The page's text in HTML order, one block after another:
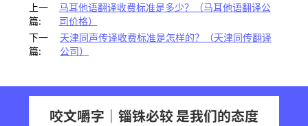
上一
篇:
马耳他语翻译收费标准是多少？（马耳他语翻译公
司价格）
下一
篇:
天津同声传译收费标准是怎样的？（天津同传翻译
公司）
咬文嚼字｜锱铢必较 是我们的态度